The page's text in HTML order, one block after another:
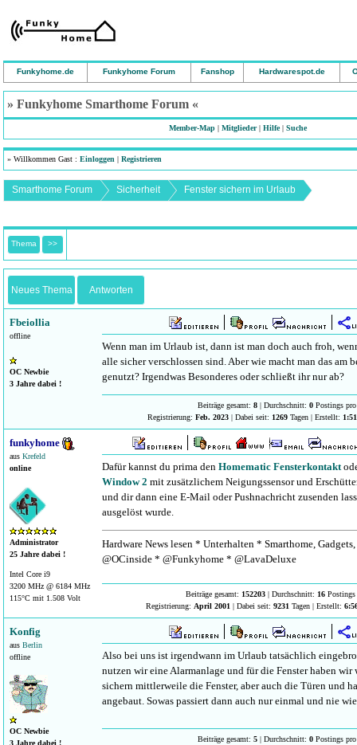
Funkyhome.de Funkyhome Forum Fanshop Hardwarespot.de
» Funkyhome Smarthome Forum «
Member-Map | Mitglieder| Hilfe| Suche
» Willkommen Gast : Einloggen | Registrieren
Smarthome Forum Sicherheit Fenster sichern im Urlaub
Thema >>
Neues Thema Antworten
Fbeiollia
offline
OC Newbie
3 Jahre dabei !
Wenn man im Urlaub ist, dann ist man doch auch froh,
alle sicher verschlossen sind. Aber wie macht man das am
genutzt? Irgendwas Besonderes oder schließt ihr nur ab?
Beiträge gesamt: 8 | Durchschnitt: 0 Postings pro
Registrierung: Feb. 2023| Dabei seit: 1269Tagen | Erstellt:
funkyhome
aus Krefeld
online
Administrator
25 Jahre dabei !
Intel Core i9
3200 MHz @ 6184 MHz
115°C mit 1.508 Volt
Dafür kannst du prima den Homematic Fensterkontakt
Window 2 mit zusätzlichem Neigungssensor und
und dir dann eine E-Mail oder Pushnachricht zusenden
ausgelöst wurde.
Hardware News lesen * Unterhalten * Smarthome,
@OCinside * @Funkyhome * @LavaDeluxe
Beiträge gesamt: 152203 | Durchschnitt: 16 Postings
Registrierung: April 2001 | Dabei seit: 9231 Tagen | Erstellt:
Konfig
aus Berlin
offline
OC Newbie
3 Jahre dabei !
Also bei uns ist irgendwann im Urlaub tatsächlich
nutzen wir eine Alarmanlage und für die Fenster haben wir
sichern mittlerweile die Fenster, aber auch die Türen und
angebaut. Sowas passiert dann auch nur einmal und nie
Beiträge gesamt: 5 | Durchschnitt: 0 Postings pro